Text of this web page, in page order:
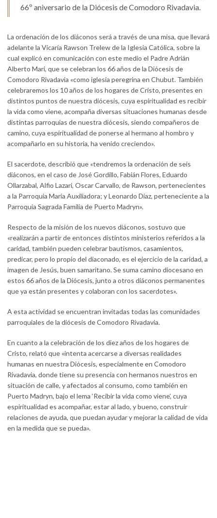
66º aniversario de la Diócesis de Comodoro Rivadavia.
La ordenación de los diáconos será a través de una misa, que llevará
adelante la Vicaría Rawson Trelew de la Iglesia Católica, sobre la
cual explicó en comunicación con este medio el Padre Adrián
Alberto Mari, que se celebran los 66 años de la Diócesis de
Comodoro Rivadavia «como iglesia peregrina en Chubut. También
celebraremos los 10 años de los hogares de Cristo, presentes en
distintos puntos de nuestra diócesis, cuya espiritualidad es recibir
la vida como viene, acompaña diversas situaciones humanas desde
distintas parroquias de nuestra diócesis, siendo compañeros de
camino, cuya espiritualidad de ponerse al hermano al hombro y
acompañarlo en su historia, ha venido creciendo».
El sacerdote, describió que «tendremos la ordenación de seis
diáconos, en el caso de José Gordillo, Fabián Flores, Eduardo
Ollarzabal, Alfio Lazari, Oscar Carvallo, de Rawson, pertenecientes
a la Parroquia María Auxiliadora; y Leonardo Díaz, perteneciente a la
Parroquia Sagrada Familia de Puerto Madryn».
Respecto de la misión de los nuevos diáconos, sostuvo que
«realizarán a partir de entonces distintos ministerios referidos a la
caridad, también pueden celebrar bautismos, casamientos,
predicar, pero lo propio del diaconado, es el ejercicio de la caridad, a
imagen de Jesús, buen samaritano. Se suma camino diocesano en
estos 66 años de la Diócesis, junto a otros diáconos permanentes
que ya están presentes y colaboran con los sacerdotes».
A esta actividad se encuentran invitadas todas las comunidades
parroquiales de la diócesis de Comodoro Rivadavia.
En cuanto a la celebración de los diez años de los hogares de
Cristo, relató que «intenta acercarse a diversas realidades
humanas en nuestra Diócesis, especialmente en Comodoro
Rivadavia, donde tiene su presencia con hermanos nuestros en
situación de calle, y afectados al consumo, como también en
Puerto Madryn, bajo el lema ‘Recibir la vida como viene’, cuya
espiritualidad es acompañar, estar al lado, y bueno, construir
relaciones de ayuda, que puedan ayudar y mejorar la calidad de vida
en la medida que se pueda».